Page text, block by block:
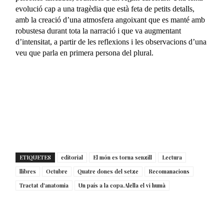
evolució cap a una tragèdia que està feta de petits detalls,
amb la creació d’una atmosfera angoixant que es manté amb
robustesa durant tota la narració i que va augmentant
d’intensitat, a partir de les reflexions i les observacions d’una
veu que parla en primera persona del plural.
ETIQUETES editorial El món es torna senzill
Lectura
llibres
Octubre Quatre dones del setze
Recomanacions
Tractat d'anatomia
Un país a la copa.Alella el vi humà